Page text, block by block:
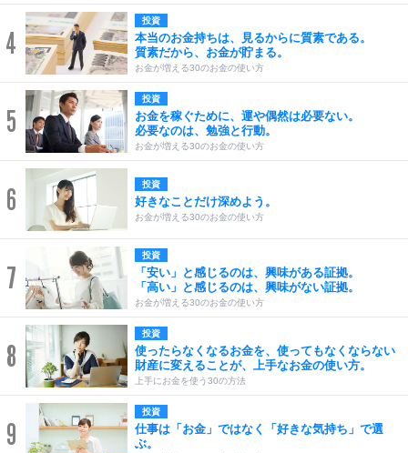
4
投資
本当のお金持ちは、見るからに質素である。
質素だから、お金が貯まる。
お金が増える30のお金の使い方
5
投資
お金を稼ぐために、運や偶然は必要ない。
必要なのは、勉強と行動。
お金が増える30のお金の使い方
6 投資
好きなことだけ深めよう。
お金が増える30のお金の使い方
7
投資
「安い」と感じるのは、興味がある証拠。
「高い」と感じるのは、興味がない証拠。
お金が増える30のお金の使い方
8
投資
使ったらなくなるお金を、使ってもなくならない
財産に変えることが、上手なお金の使い方。
上手にお金を使う30の方法
9
投資
仕事は「お金」ではなく「好きな気持ち」で選
ぶ。